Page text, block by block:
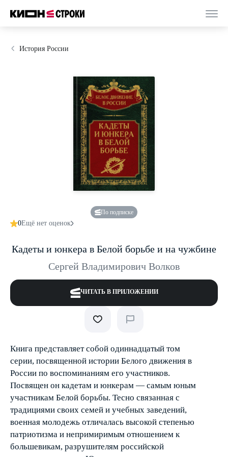
История России
По подписке
0Ещё нет оценок
Кадеты и юнкера в Белой борьбе и на чужбине
Сергей Владимирович Волков
ЧИТАТЬ В ПРИЛОЖЕНИИ
Книга представляет собой одиннадцатый том
серии, посвященной истории Белого движения в
России по воспоминаниям его участников.
Посвящен он кадетам и юнкерам — самым юным
участникам Белой борьбы. Тесно связанная с
традициями своих семей и учебных заведений,
военная молодежь отличалась высокой степенью
патриотизма и непримиримым отношением к
большевикам, разрушителям российской